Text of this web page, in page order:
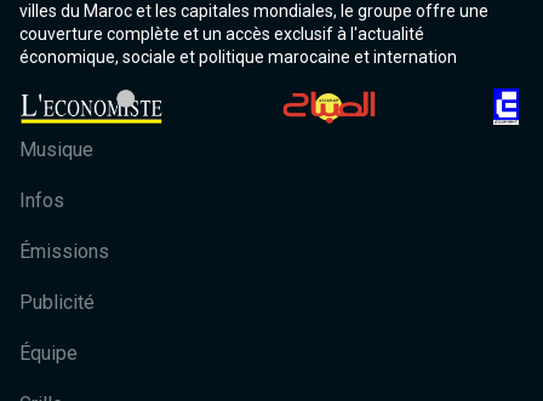
villes du Maroc et les capitales mondiales, le groupe offre une
couverture complète et un accès exclusif à l'actualité
économique, sociale et politique marocaine et internation
Musique
Infos
Émissions
Publicité
Équipe